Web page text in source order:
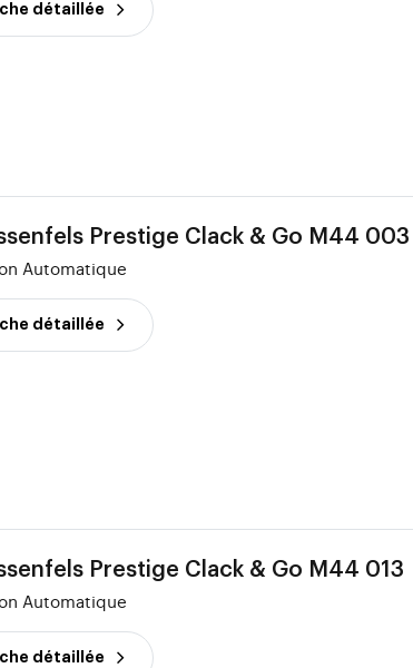
détaillée
Prestige Clack & Go M44 003
Automatique
détaillée
Prestige Clack & Go M44 013
Automatique
détaillée